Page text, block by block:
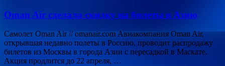
Oman Air сделала скидку на билеты в Азию
Самолет Oman Air // omanair.com Авиакомпания Oman Air,
открывшая недавно полеты в Россию, проводит распродажу
билетов из Москвы в города Азии с пересадкой в Маскате.
Акция продлится до 22 апреля, …